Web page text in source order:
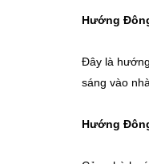
Hướng
Đây là
sáng vào
Hướng